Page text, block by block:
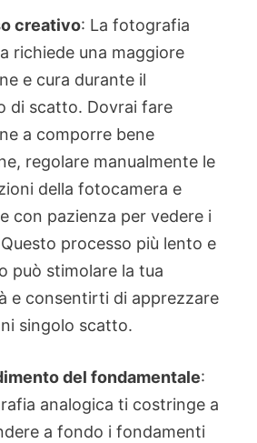
creativo: La fotografia
richiede una maggiore
e cura durante il
di scatto. Dovrai fare
a comporre bene
regolare manualmente le
della fotocamera e
con pazienza per vedere i
processo più lento e
può stimolare la tua
e consentirti di apprezzare
singolo scatto.
del fondamentale:
analogica ti costringe a
a fondo i fondamenti